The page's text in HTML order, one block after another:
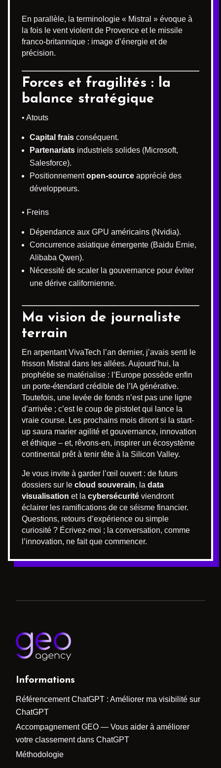
En parallèle, la terminologie « Mistral » évoque à
la fois le vent violent de Provence et le missile
franco-britannique : image d’énergie et de
précision.
Forces et fragilités : la
balance stratégique
• Atouts
Capital frais conséquent.
Partenariats industriels solides (Microsoft,
Salesforce).
Positionnementopen-source apprécié des
développeurs.
• Freins
Dépendance aux GPU américains (Nvidia).
Concurrence asiatique émergente (Baidu Ernie,
Alibaba Qwen).
Nécessité de scaler la gouvernance pour éviter
une dérive californienne.
Ma vision de journaliste
terrain
En arpentant VivaTech l’an dernier, j’avais senti le
frisson Mistral dans les allées. Aujourd’hui, la
prophétie se matérialise : l’Europe possède enfin
un porte-étendard crédible de l’IA générative.
Toutefois, une levée de fonds n’est pas une ligne
d’arrivée ; c’est le coup de pistolet qui lance la
vraie course. Les prochains mois diront si la start-
up saura marier agilité et gouvernance, innovation
et éthique – et, rêvons-en, inspirer un écosystème
continental prêt à tenir tête à la Silicon Valley.
Je vous invite à garder l’œil ouvert : de futurs
dossiers sur le cloud souverain, la data
visualisation et la cybersécurité viendront
éclairer les ramifications de ce séisme financier.
Questions, retours d’expérience ou simple
curiosité ? Écrivez-moi ; la conversation, comme
l’innovation, ne fait que commencer.
Informations
Référencement ChatGPT : Améliorer ma visibilité sur
ChatGPT
Accompagnement GEO — Vous aider à améliorer
votre classement dans ChatGPT
Méthodologie